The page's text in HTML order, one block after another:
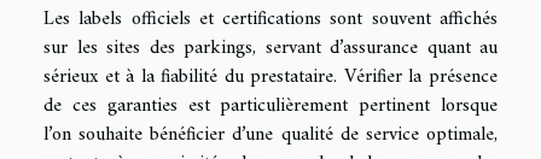
Les labels officiels et certifications sont souvent affichés
sur les sites des parkings, servant d’assurance quant au
sérieux et à la fiabilité du prestataire. Vérifier la présence
de ces garanties est particulièrement pertinent lorsque
l’on souhaite bénéficier d’une qualité de service optimale,